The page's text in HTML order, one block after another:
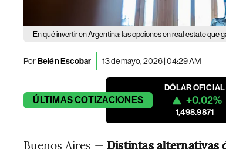
En qué invertir en Argentina: las opciones en real estate que
PorBelén Escobar 13 de mayo, 2026 | 04:29 AM
ÚLTIMASCOTIZACIONES
DÓLAR OFICIAL
+0.02%
1,498.9871
Buenos Aires — Distintas alternativas